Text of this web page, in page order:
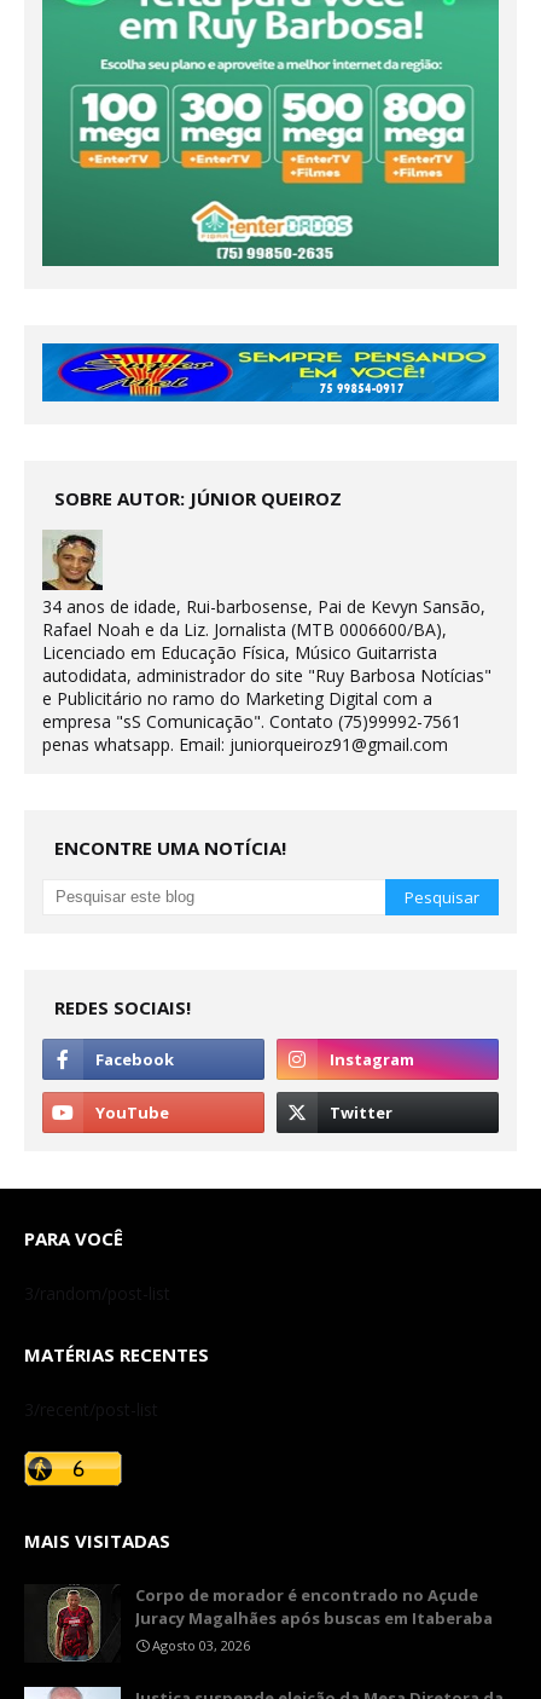
SOBRE AUTOR: JÚNIOR QUEIROZ
34 anos de idade, Rui-barbosense, Pai de Kevyn Sansão,
Rafael Noah e da Liz. Jornalista (MTB 0006600/BA),
Licenciado em Educação Física, Músico Guitarrista
autodidata, administrador do site "Ruy Barbosa Notícias"
e Publicitário no ramo do Marketing Digital com a
empresa "sS Comunicação". Contato (75)99992-7561
penas whatsapp. Email: juniorqueiroz91@gmail.com
ENCONTRE UMA NOTÍCIA!
REDES SOCIAIS!
PARA VOCÊ
3/random/post-list
MATÉRIAS RECENTES
3/recent/post-list
MAIS VISITADAS
Corpo de morador é encontrado no Açude
Juracy Magalhães após buscas em Itaberaba
Agosto 03, 2026